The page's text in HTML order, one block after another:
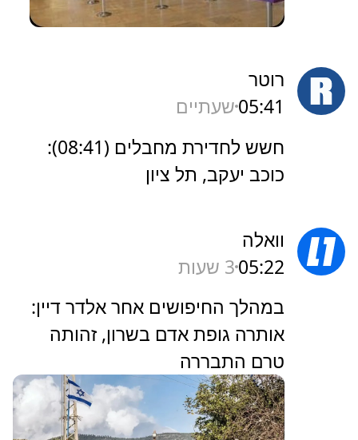
רוטר
05:41שעתיים
חשש לחדירת מחבלים (08:41):
כוכב יעקב, תל ציון
וואלה
05:223 שעות
במהלך החיפושים אחר אלדר דיין:
אותרה גופת אדם בשרון, זהותה
טרם התבררה